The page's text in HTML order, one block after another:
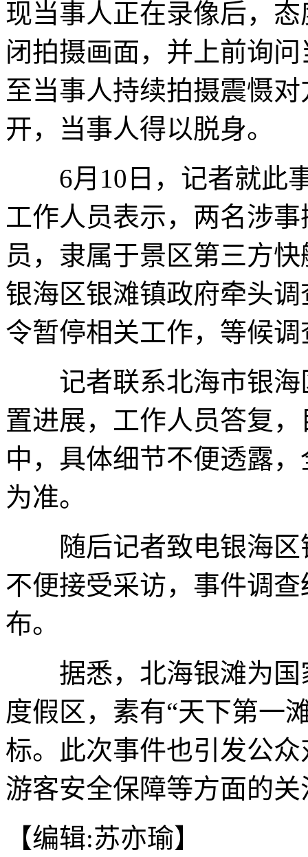
现当事人正在录像后，
闭拍摄画面，并上前询
至当事人持续拍摄震慑
开，当事人得以脱身。
6月10日，记者就此事
工作人员表示，两名涉
员，隶属于景区第三方
银海区银滩镇政府牵头
令暂停相关工作，等候
记者联系北海市银海
置进展，工作人员答复
中，具体细节不便透露
为准。
随后记者致电银海区
不便接受采访，事件调
布。
据悉，北海银滩为国
度假区，素有“天下第一
标。此次事件也引发公
游客安全保障等方面的关
【编辑:苏亦瑜】